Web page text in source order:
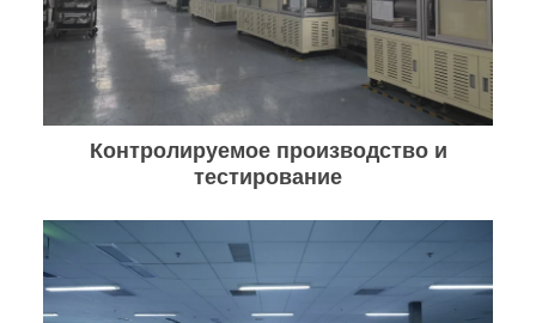
Контролируемое производство и
тестирование